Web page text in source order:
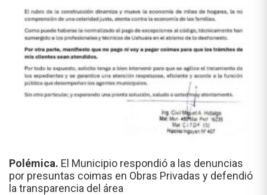
Polémica. El Municipio respondió a las denuncias
por presuntas coimas en Obras Privadas y defendió
la transparencia del área